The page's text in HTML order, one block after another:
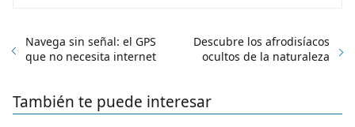
Navega sin señal: el GPS
que no necesita internet
Descubre los afrodisíacos
ocultos de la naturaleza
También te puede interesar